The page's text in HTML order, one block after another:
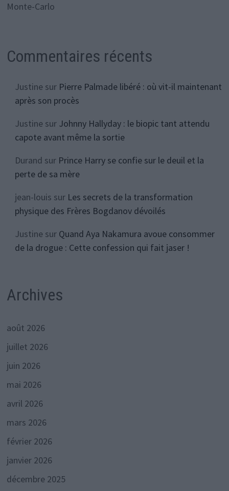
Monte-Carlo
Commentaires récents
Justinesur Pierre Palmade libéré : où vit-il maintenant
après son procès
Justinesur Johnny Hallyday : le biopic tant attendu
capote avant même la sortie
Durand sur Prince Harry se confie sur le deuil et la
perte de sa mère
jean-louis sur Les secrets de la transformation
physique des Frères Bogdanov dévoilés
Justinesur Quand Aya Nakamura avoue consommer
de la drogue : Cette confession qui fait jaser !
Archives
août 2026
juillet 2026
juin 2026
mai 2026
avril 2026
mars 2026
février 2026
janvier 2026
décembre 2025